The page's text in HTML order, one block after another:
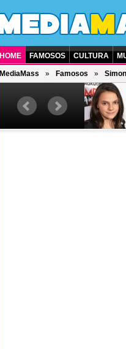
HOME FAMOSOS CULTURA
MediaMass Famosos